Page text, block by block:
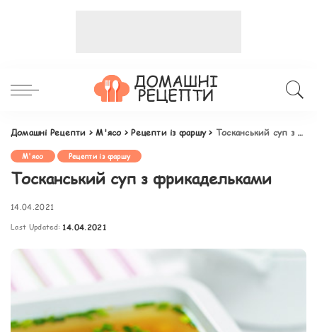
Домашні Рецепти >М'ясо>Рецепти із фаршу> Тосканський суп з фрикадельками
М'ясо Рецепти із фаршу
Тосканський суп з фрикадельками
14.04.2021
Last Updated: 14.04.2021